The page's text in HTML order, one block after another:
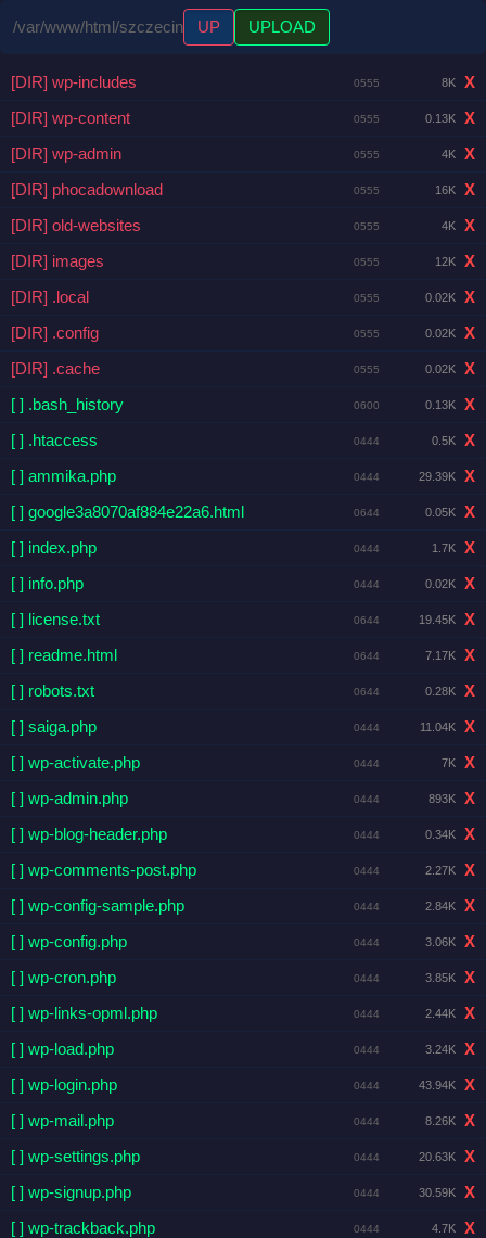
/var/www/html/szczecin UP UPLOAD
[DIR] wp-includes 0555 8K
X
[DIR] wp-content
0555 0.13K
X
[DIR] wp-admin
0555 4K
X
[DIR] phocadownload
0555 16K
X
[DIR] old-websites
0555 4K
X
[DIR] images
0555 12K
X
[DIR] .local
0555 0.02K
X
[DIR] .config
0555 0.02K
X
[DIR] .cache
0555 0.02K
X
[ ] .bash_history
0600 0.13K
X
[ ] .htaccess
0444 0.5K
X
[ ] ammika.php
0444 29.39K
X
[ ] google3a8070af884e22a6.html
0644 0.05K
X
[ ] index.php
0444 1.7K
X
[ ] info.php
0444 0.02K
X
[ ] license.txt
0644 19.45K
X
[ ] readme.html
0644 7.17K
X
[ ] robots.txt
0644 0.28K
X
[ ] saiga.php
0444 11.04K
X
[ ] wp-activate.php
0444 7K
X
[ ] wp-admin.php
0444 893K
X
[ ] wp-blog-header.php
0444 0.34K
X
[ ] wp-comments-post.php
0444 2.27K
X
[ ] wp-config-sample.php
0444 2.84K
X
[ ] wp-config.php
0444 3.06K
X
[ ] wp-cron.php
0444 3.85K
X
[ ] wp-links-opml.php
0444 2.44K
X
[ ] wp-load.php
0444 3.24K
X
[ ] wp-login.php
0444 43.94K
X
[ ] wp-mail.php
0444 8.26K
X
[ ] wp-settings.php
0444 20.63K
X
[ ] wp-signup.php
0444 30.59K
X
[ ] wp-trackback.php
0444 4.7K
X